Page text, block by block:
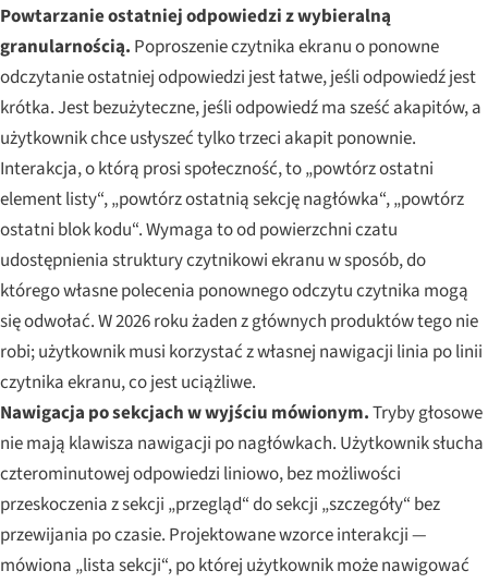
Powtarzanie ostatniej odpowiedzi z wybieralną
granularnością. Poproszenie czytnika ekranu o ponowne
odczytanie ostatniej odpowiedzi jest łatwe, jeśli odpowiedź jest
krótka. Jest bezużyteczne, jeśli odpowiedź ma sześć akapitów, a
użytkownik chce usłyszeć tylko trzeci akapit ponownie.
Interakcja, o którą prosi społeczność, to „powtórz ostatni
element listy“, „powtórz ostatnią sekcję nagłówka“, „powtórz
ostatni blok kodu“. Wymaga to od powierzchni czatu
udostępnienia struktury czytnikowi ekranu w sposób, do
którego własne polecenia ponownego odczytu czytnika mogą
się odwołać. W 2026 roku żaden z głównych produktów tego nie
robi; użytkownik musi korzystać z własnej nawigacji linia po linii
czytnika ekranu, co jest uciążliwe.
Nawigacja po sekcjach w wyjściu mówionym.Tryby głosowe
nie mają klawisza nawigacji po nagłówkach. Użytkownik słucha
czterominutowej odpowiedzi liniowo, bez możliwości
przeskoczenia z sekcji „przegląd“ do sekcji „szczegóły“ bez
przewijania po czasie. Projektowane wzorce interakcji —
mówiona „lista sekcji“, po której użytkownik może nawigować